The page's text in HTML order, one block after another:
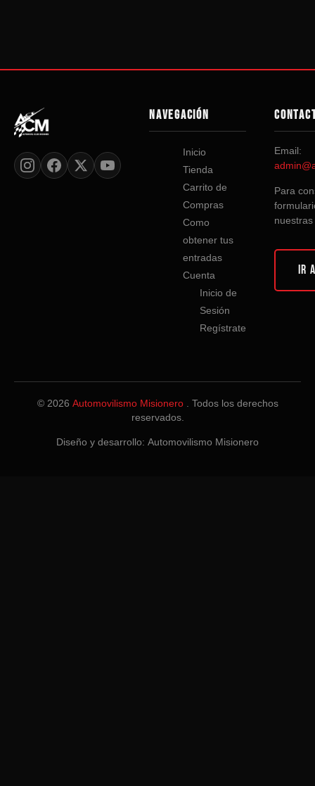
NAVEGACIÓN
Inicio
Tienda
Carrito de
Compras
Como
obtener tus
entradas
Cuenta
Inicio de
Sesión
Regístrate
Email:
Para
IR
© 2026 Automovilismo Misionero
. Todos los derechos
reservados.
Diseño y desarrollo: Automovilismo Misionero